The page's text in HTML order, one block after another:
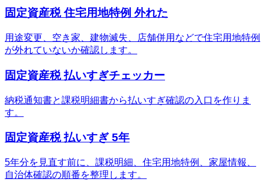
固定資産税 住宅用地特例 外れた
用途変更、空き家、建物滅失、店舗併用などで住宅用地特例
が外れていないか確認します。
固定資産税 払いすぎチェッカー
納税通知書と課税明細書から払いすぎ確認の入口を作りま
す。
固定資産税 払いすぎ 5年
5年分を見直す前に、課税明細、住宅用地特例、家屋情報、
自治体確認の順番を整理します。